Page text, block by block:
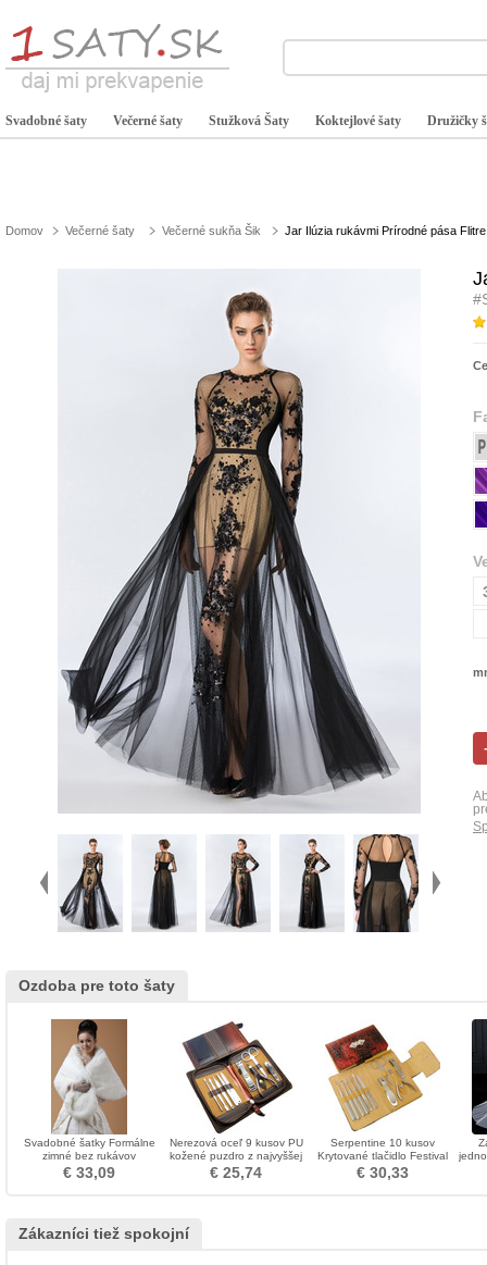
Svadobné šaty Večerné šaty Stužková Šaty Koktejlové šaty Družičky
Domov Večerné šaty Večerné sukňa Šik Jar Ilúzia rukávmi Prírodné pása
Ozdoba pre toto šaty
Svadobné šatky Formálne
zimné bez rukávov
€ 33,09
Nerezová oceľ 9 kusov PU
kožené puzdro z najvyššej
kvality
€ 25,74
Serpentine 10 kusov
Krytované tlačidlo Festival
Najlepšie obchodné nechty
€ 30,33
Zákazníci tiež spokojní